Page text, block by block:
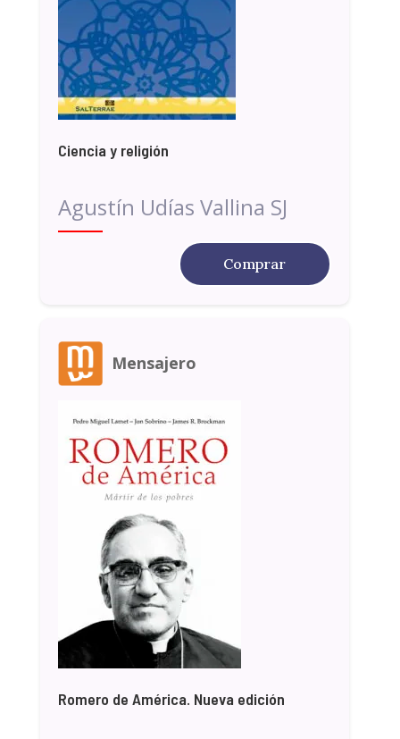
Ciencia y religión
Agustín Udías Vallina SJ
Comprar
Mensajero
Romero de América. Nueva edición